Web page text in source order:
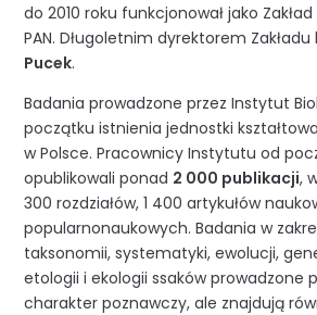
do 2010 roku funkcjonował jako
PAN. Długoletnim dyrektorem Zakładu
Pucek.
Badania prowadzone przez Instytut
początku istnienia jednostki
w Polsce. Pracownicy Instytutu od
opublikowali ponad 2 000 publikacji,
300 rozdziałów, 1 400 artykułów
popularnonaukowych. Badania w
taksonomii, systematyki, ewolucji,
etologii i ekologii ssaków prowadzone
charakter poznawczy, ale znajdują